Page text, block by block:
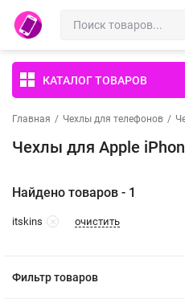
КАТАЛОГ ТОВАРОВ
Главная / Чехлы для телефонов /
Чехлы для Apple
Найдено товаров - 1
itskins очистить
Фильтр товаров